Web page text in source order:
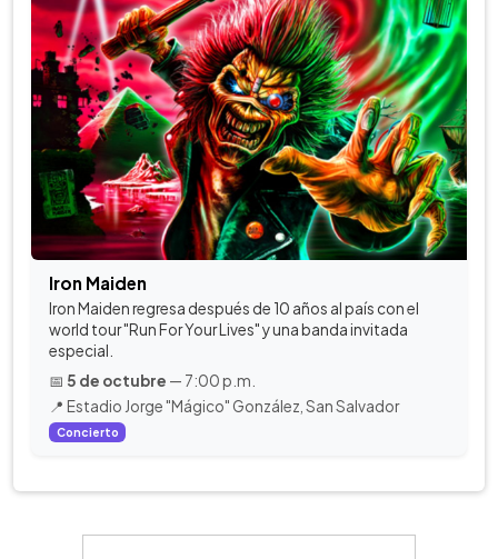
Iron Maiden
Iron Maiden regresa después de 10 años al país con el
world tour "Run For Your Lives" y una banda invitada
especial.
📅 5 de octubre — 7:00 p.m.
📍 Estadio Jorge "Mágico" González, San Salvador
Concierto